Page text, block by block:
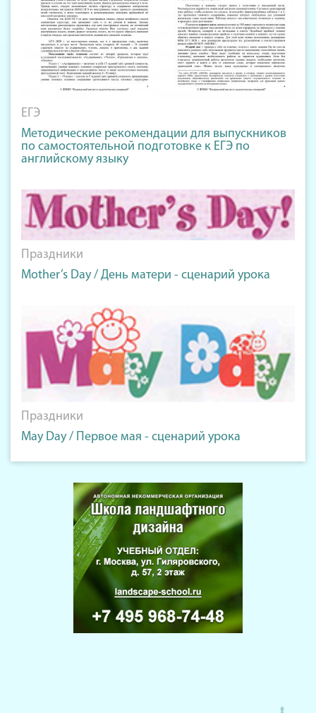
ЕГЭ
Методические рекомендации для выпускников
по самостоятельной подготовке к ЕГЭ по
английскому языку
Праздники
Mother’s Day / День матери - сценарий урока
Праздники
May Day / Первое мая - сценарий урока